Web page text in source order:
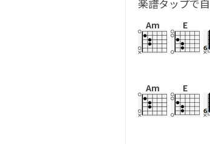
楽譜タップで
Am E
Am E